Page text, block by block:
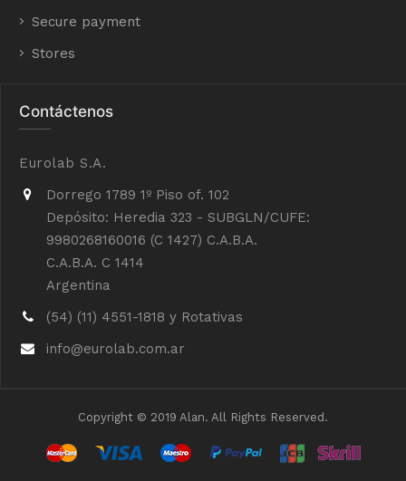
Secure payment
Stores
Contáctenos
Eurolab S.A.
Dorrego 1789 1º Piso of. 102
Depósito: Heredia 323 - SUBGLN/CUFE:
9980268160016 (C 1427) C.A.B.A.
C.A.B.A. C 1414
Argentina
(54) (11) 4551-1818 y Rotativas
info@eurolab.com.ar
Copyright © 2019 Alan. All Rights Reserved.